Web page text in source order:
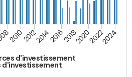
d'investissement
d'investissement
20102012201420162018202020222024